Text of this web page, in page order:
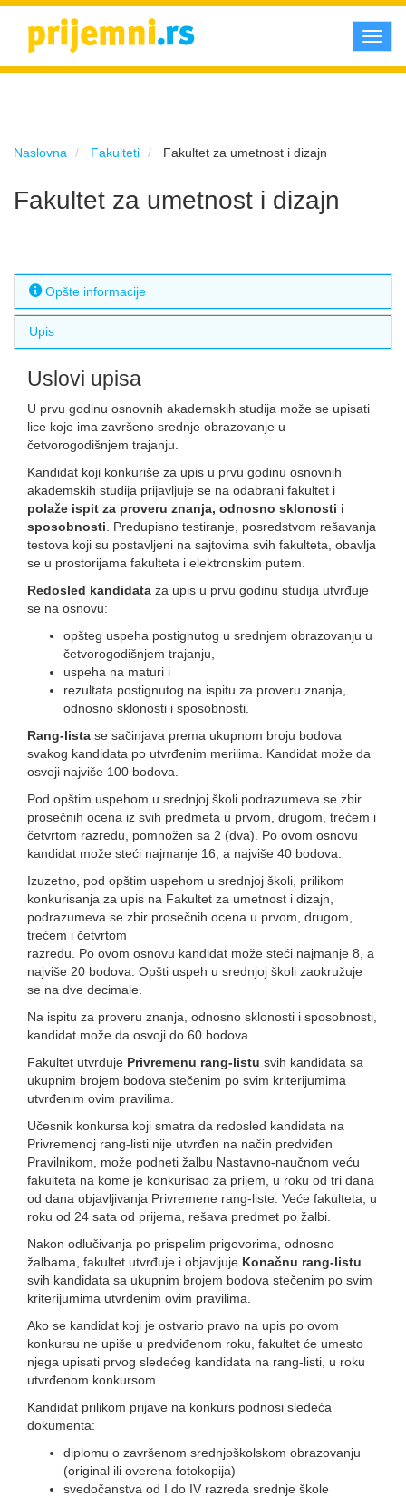
Naslovna Fakulteti Fakultet za umetnost i dizajn
Fakultet za umetnost i dizajn
Opšte informacije
Upis
Uslovi upisa
U prvu godinu osnovnih akademskih studija može se upisati
lice koje ima završeno srednje obrazovanje u
četvorogodišnjem trajanju.
Kandidat koji konkuriše za upis u prvu godinu osnovnih
akademskih studija prijavljuje se na odabrani fakultet i
polaže ispit za proveru znanja, odnosno sklonosti i
sposobnosti . Predupisno testiranje, posredstvom rešavanja
testova koji su postavljeni na sajtovima svih fakulteta, obavlja
se u prostorijama fakulteta i elektronskim putem.
Redosled kandidata za upis u prvu godinu studija utvrđuje
se na osnovu:
opšteg uspeha postignutog u srednjem obrazovanju u
četvorogodišnjem trajanju,
uspeha na maturi i
rezultata postignutog na ispitu za proveru znanja,
odnosno sklonosti i sposobnosti.
Rang-lista se sačinjava prema ukupnom broju bodova
svakog kandidata po utvrđenim merilima. Kandidat može da
osvoji najviše 100 bodova.
Pod opštim uspehom u srednjoj školi podrazumeva se zbir
prosečnih ocena iz svih predmeta u prvom, drugom, trećem i
četvrtom razredu, pomnožen sa 2 (dva). Po ovom osnovu
kandidat može steći najmanje 16, a najviše 40 bodova.
Izuzetno, pod opštim uspehom u srednjoj školi, prilikom
konkurisanja za upis na Fakultet za umetnost i dizajn,
podrazumeva se zbir prosečnih ocena u prvom, drugom,
trećem i četvrtom
razredu. Po ovom osnovu kandidat može steći najmanje 8, a
najviše 20 bodova. Opšti uspeh u srednjoj školi zaokružuje
se na dve decimale.
Na ispitu za proveru znanja, odnosno sklonosti i sposobnosti,
kandidat može da osvoji do 60 bodova.
Fakultet utvrđuje Privremenu rang-listu svih kandidata sa
ukupnim brojem bodova stečenim po svim kriterijumima
utvrđenim ovim pravilima.
Učesnik konkursa koji smatra da redosled kandidata na
Privremenoj rang-listi nije utvrđen na način predviđen
Pravilnikom, može podneti žalbu Nastavno-naučnom veću
fakulteta na kome je konkurisao za prijem, u roku od tri dana
od dana objavljivanja Privremene rang-liste. Veće fakulteta, u
roku od 24 sata od prijema, rešava predmet po žalbi.
Nakon odlučivanja po prispelim prigovorima, odnosno
žalbama, fakultet utvrđuje i objavljuje Konačnu rang-listu
svih kandidata sa ukupnim brojem bodova stečenim po svim
kriterijumima utvrđenim ovim pravilima.
Ako se kandidat koji je ostvario pravo na upis po ovom
konkursu ne upiše u predviđenom roku, fakultet će umesto
njega upisati prvog sledećeg kandidata na rang-listi, u roku
utvrđenom konkursom.
Kandidat prilikom prijave na konkurs podnosi sledeća
dokumenta:
diplomu o završenom srednjoškolskom obrazovanju
(original ili overena fotokopija)
svedočanstva od I do IV razreda srednje škole